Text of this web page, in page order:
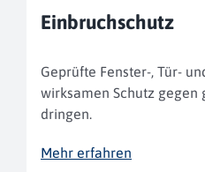
Einbruch­schutz
Geprüfte Fenster-, Tür-
wirksamen Schutz
dringen.
Mehr erfahren